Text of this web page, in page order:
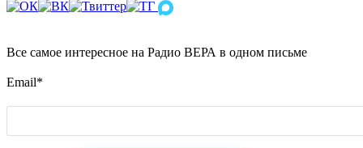
Все самое интересное на Радио ВЕРА в одном письме
Email*